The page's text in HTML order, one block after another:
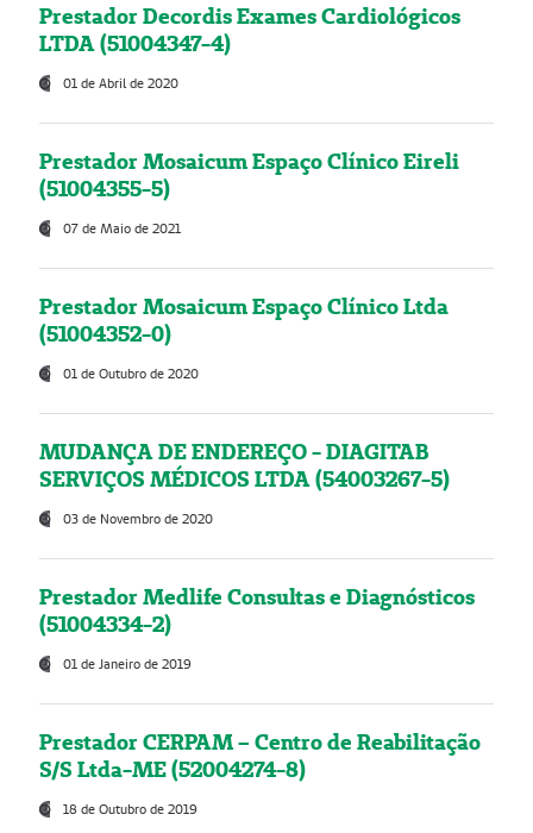
Prestador Decordis Exames Cardiológicos
LTDA (51004347-4)
01 de Abril de 2020
Prestador Mosaicum Espaço Clínico Eireli
(51004355-5)
07 de Maio de 2021
Prestador Mosaicum Espaço Clínico Ltda
(51004352-0)
01 de Outubro de 2020
MUDANÇA DE ENDEREÇO - DIAGITAB
SERVIÇOS MÉDICOS LTDA (54003267-5)
03 de Novembro de 2020
Prestador Medlife Consultas e Diagnósticos
(51004334-2)
01 de Janeiro de 2019
Prestador CERPAM – Centro de Reabilitação
S/S Ltda-ME (52004274-8)
18 de Outubro de 2019